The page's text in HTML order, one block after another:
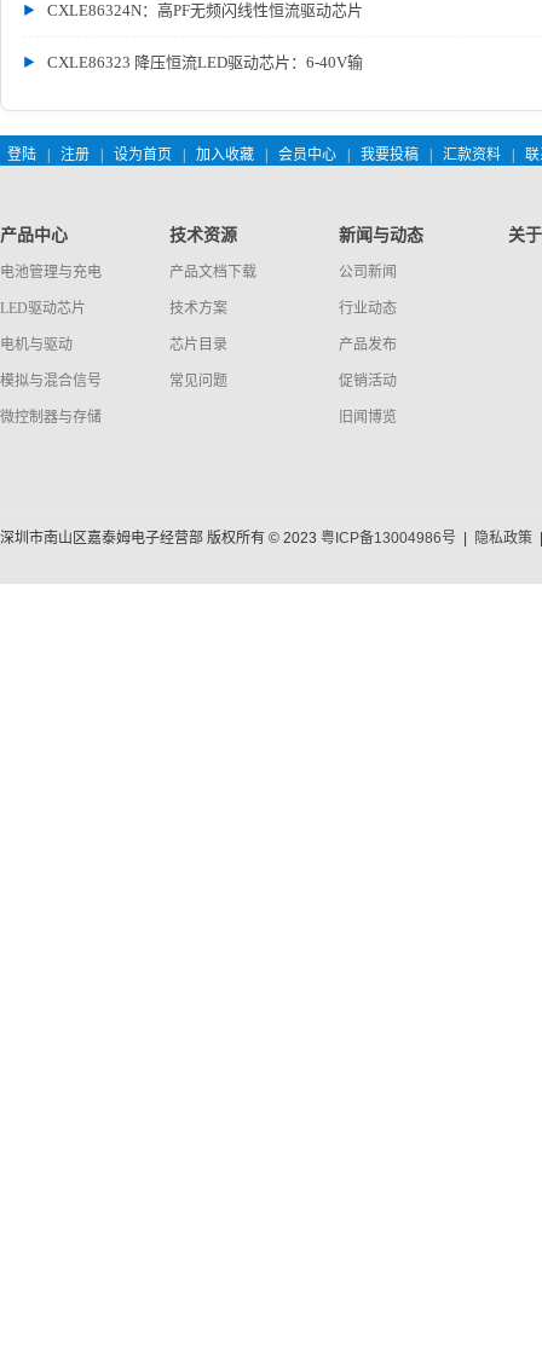
CXLE86324N：高PF无频闪线性恒流驱动芯片
CXLE86323 降压恒流LED驱动芯片：6-40V输
登陆 注册 设为首页 加入收藏 会员中心 我要投稿 汇款资料
产品中心
电池管理与充电
LED驱动芯片
电机与驱动
模拟与混合信号
微控制器与存储
技术资源
产品文档下载
技术方案
芯片目录
常见问题
新闻与动态
公司新闻
行业动态
产品发布
促销活动
旧闻博览
关
深圳市南山区嘉泰姆电子经营部 版权所有 © 2023 粤ICP备13004986号 隐私政策